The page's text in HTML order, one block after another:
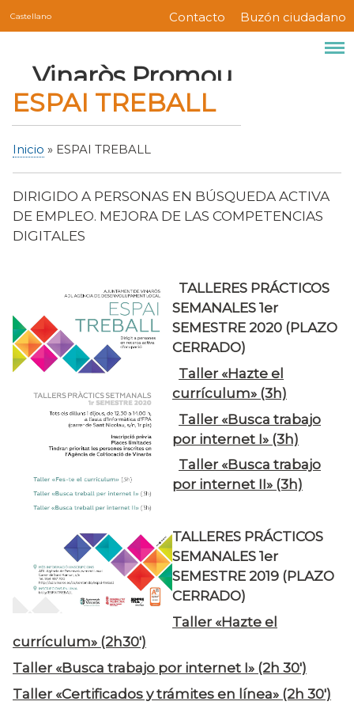
Pasar
al
principal
Castellano
Menú
superior
Contacto Buzón ciudadano
Vinaròs Promou
ESPAI TREBALL
de
ayuda
a
Inicio ESPAI TREBALL
DIRIGIDO A PERSONAS EN BÚSQUEDA ACTIVA
DE EMPLEO. MEJORA DE LAS COMPETENCIAS
DIGITALES
TALLERES PRÁCTICOS
SEMANALES 1er
SEMESTRE 2020 (PLAZO
CERRADO)
Taller «Hazte el
currículum» (3h)
Taller «Busca trabajo
por internet I» (3h)
Taller «Busca trabajo
por internet II» (3h)
TALLERES PRÁCTICOS
SEMANALES 1er
SEMESTRE 2019 (PLAZO
CERRADO)
Taller «Hazte el
currículum» (2h30')
Taller «Busca trabajo por internet I» (2h 30')
Taller «Certificados y trámites en línea» (2h 30')